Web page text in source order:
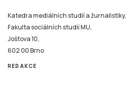
Katedra mediálních studií a žurnalistiky,
Fakulta sociálních studií MU,
Joštova 10,
602 00 Brno
REDAKCE